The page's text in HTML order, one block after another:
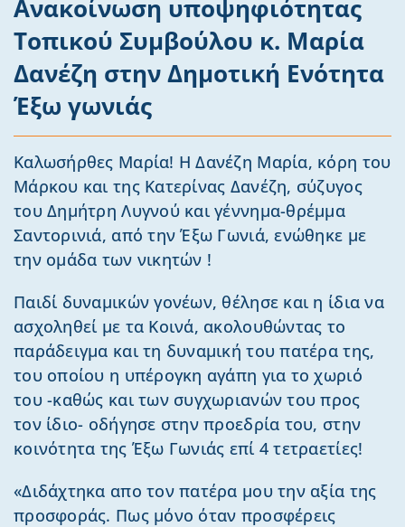
Ανακοίνωση υποψηφιότητας
Τοπικού Συμβούλου κ. Μαρία
Δανέζη στην Δημοτική Ενότητα
Έξω γωνιάς
Καλωσήρθες Μαρία! Η Δανέζη Μαρία, κόρη του
Μάρκου και της Κατερίνας Δανέζη, σύζυγος
του Δημήτρη Λυγνού και γέννημα-θρέμμα
Σαντορινιά, από την Έξω Γωνιά, ενώθηκε με
την ομάδα των νικητών !
Παιδί δυναμικών γονέων, θέλησε και η ίδια να
ασχοληθεί με τα Κοινά, ακολουθώντας το
παράδειγμα και τη δυναμική του πατέρα της,
του οποίου η υπέρογκη αγάπη για το χωριό
του -καθώς και των συγχωριανών του προς
τον ίδιο- οδήγησε στην προεδρία του, στην
κοινότητα της Έξω Γωνιάς επί 4 τετραετίες!
«Διδάχτηκα απο τον πατέρα μου την αξία της
προσφοράς. Πως μόνο όταν προσφέρεις